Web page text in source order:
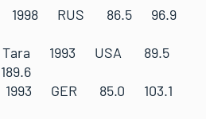
1998 RUS 86.5 96.9
Tara 1993 USA 89.5
1993 GER 85.0 103.1